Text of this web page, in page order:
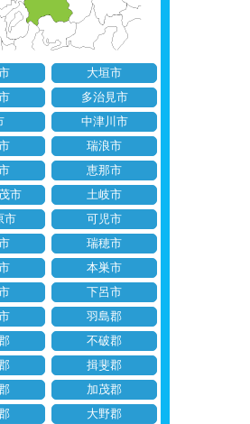
大垣市
多治見市
中津川市
瑞浪市
恵那市
市
土岐市
市
可児市
瑞穂市
本巣市
下呂市
羽島郡
不破郡
揖斐郡
加茂郡
大野郡